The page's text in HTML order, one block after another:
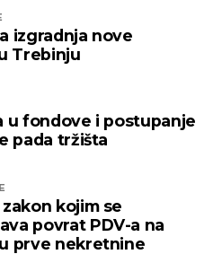
izgradnja nove
Trebinju
u fondove i postupanje
pada tržišta
kojim se
povrat PDV-a na
prve nekretnine